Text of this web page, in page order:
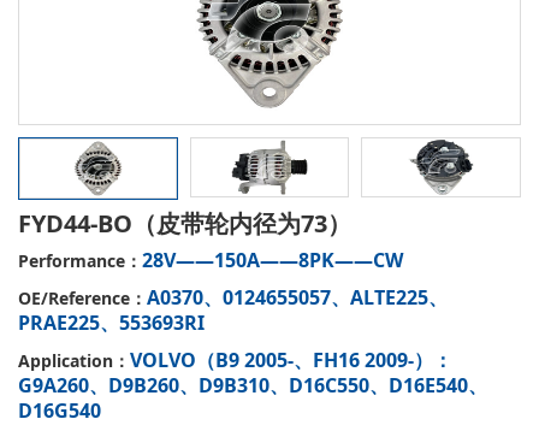
FYD44-BO（皮带轮内径为73）
Performance： 28V——150A——8PK——CW
OE/Reference： A0370、0124655057、ALTE225、
PRAE225、553693RI
Application： VOLVO（B9 2005-、FH16 2009-）：
G9A260、D9B260、D9B310、D16C550、D16E540、
D16G540